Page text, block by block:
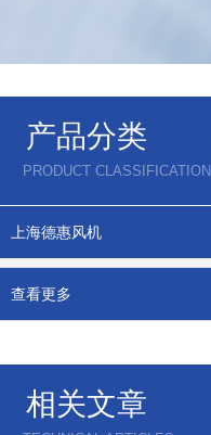
产品分类
PRODUCT CLASSIFICATION
上海德惠风机
查看更多
相关文章